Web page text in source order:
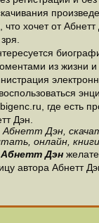
что хочет от
из жизни и
где есть
Дэн.
Абнетт Дэн,
онлайн, книги
Абнетт Дэн
автора Абнетт